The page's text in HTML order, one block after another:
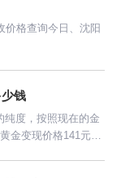
价格查询今日、沈阳
钱
纯度，按照现在的金
金变现价格141元左